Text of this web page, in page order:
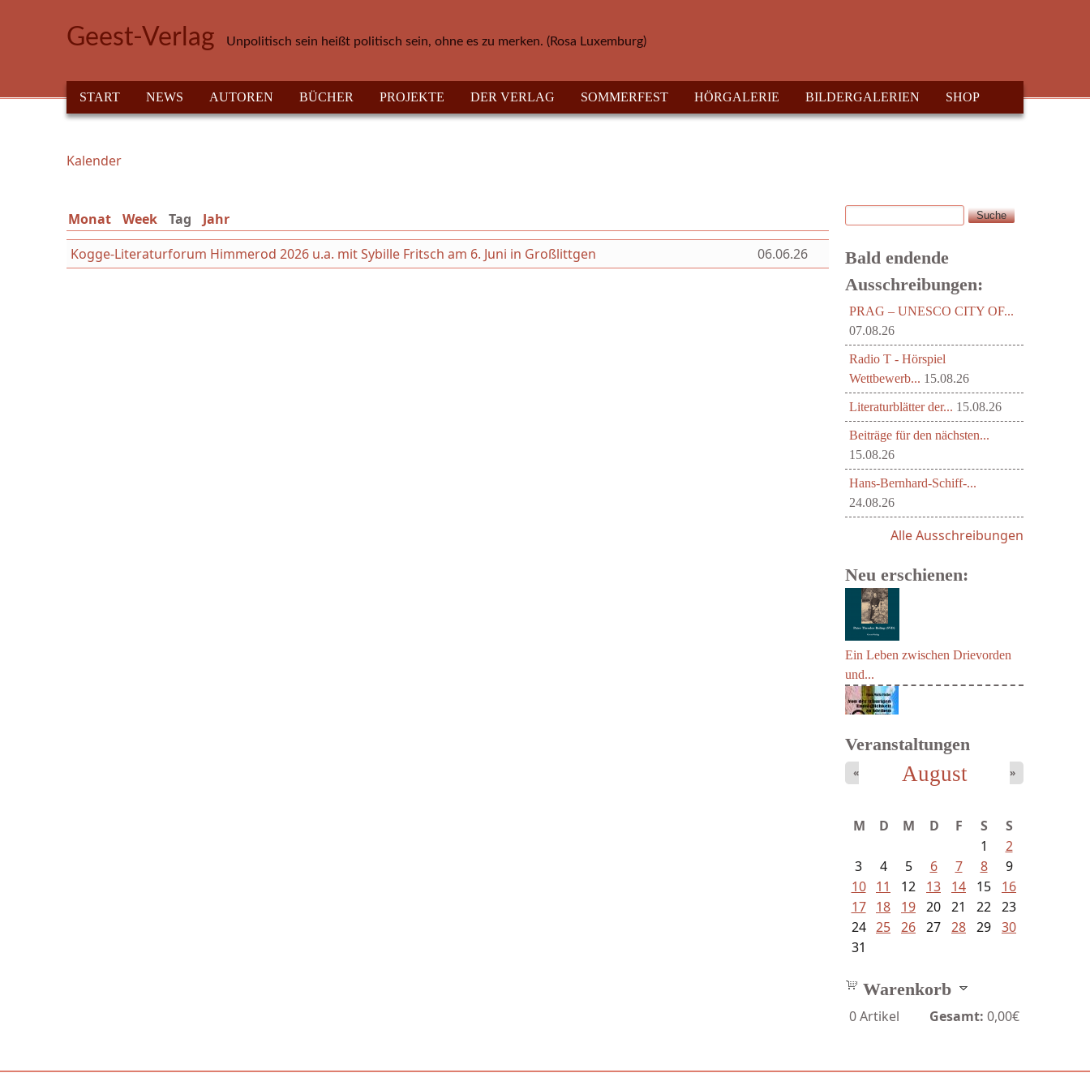
Geest-Verlag Unpolitisch sein heißt politisch sein, ohne es zu merken. (Rosa Luxemburg)
HAUPTMENÜ
START NEWS AUTOREN BÜCHER PROJEKTE DER VERLAG SOMMERFEST HÖRGALERIE BILDERGALERIEN SHOP
Sie sind hier
Kalender
Monat Week Tag (aktiver Reiter)
Jahr
Kogge-Literaturforum Himmerod 2026 u.a. mit Sybille Fritsch am 6. Juni in Großlittgen
06.06.26
Suchformular
Suche
Bald endende
Ausschreibungen:
PRAG – UNESCO CITY OF...
07.08.26
Radio T - Hörspiel
Wettbewerb... 15.08.26
Literaturblätter der... 15.08.26
Beiträge für den nächsten...
15.08.26
Hans-Bernhard-Schiff-...
24.08.26
Alle Ausschreibungen
Neu erschienen:
Ein Leben zwischen Drievorden
und...
Veranstaltungen
August
« »
M D M D F S
S
1
2
3
4 5 6 7 8
9
10
11 12 13 14 15
16
17
18 19 20 21 22 23
24 25 26 27 28 29 30
31
Warenkorb
0Artikel Gesamt: 0,00€